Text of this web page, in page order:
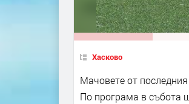
Хасково
Мачовете от
По програма в събота